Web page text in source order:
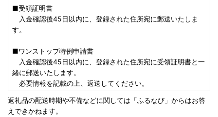
■受領証明書
入金確認後45日以内に、登録された住所宛に郵送いたしま
す。
■ワンストップ特例申請書
入金確認後45日以内に、登録された住所宛に受領証明書と一
緒に郵送いたします。
必要情報を記載の上、返送してください。
返礼品の配送時期や不備などに関しては「ふるなび」からはお答
えできかねます。